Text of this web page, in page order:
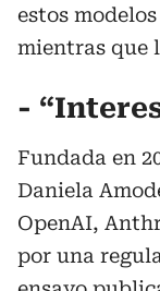
estos
mientras que
-
Fundada en
Daniela
OpenAI,
por una